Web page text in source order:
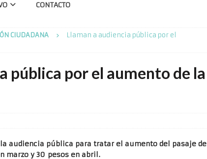
CONTACTO
CIUDADANA
Llaman a audiencia pública por el
pública por el aumento de la
la audiencia pública para tratar el aumento del pasaje de
marzo y 30 pesos en abril.